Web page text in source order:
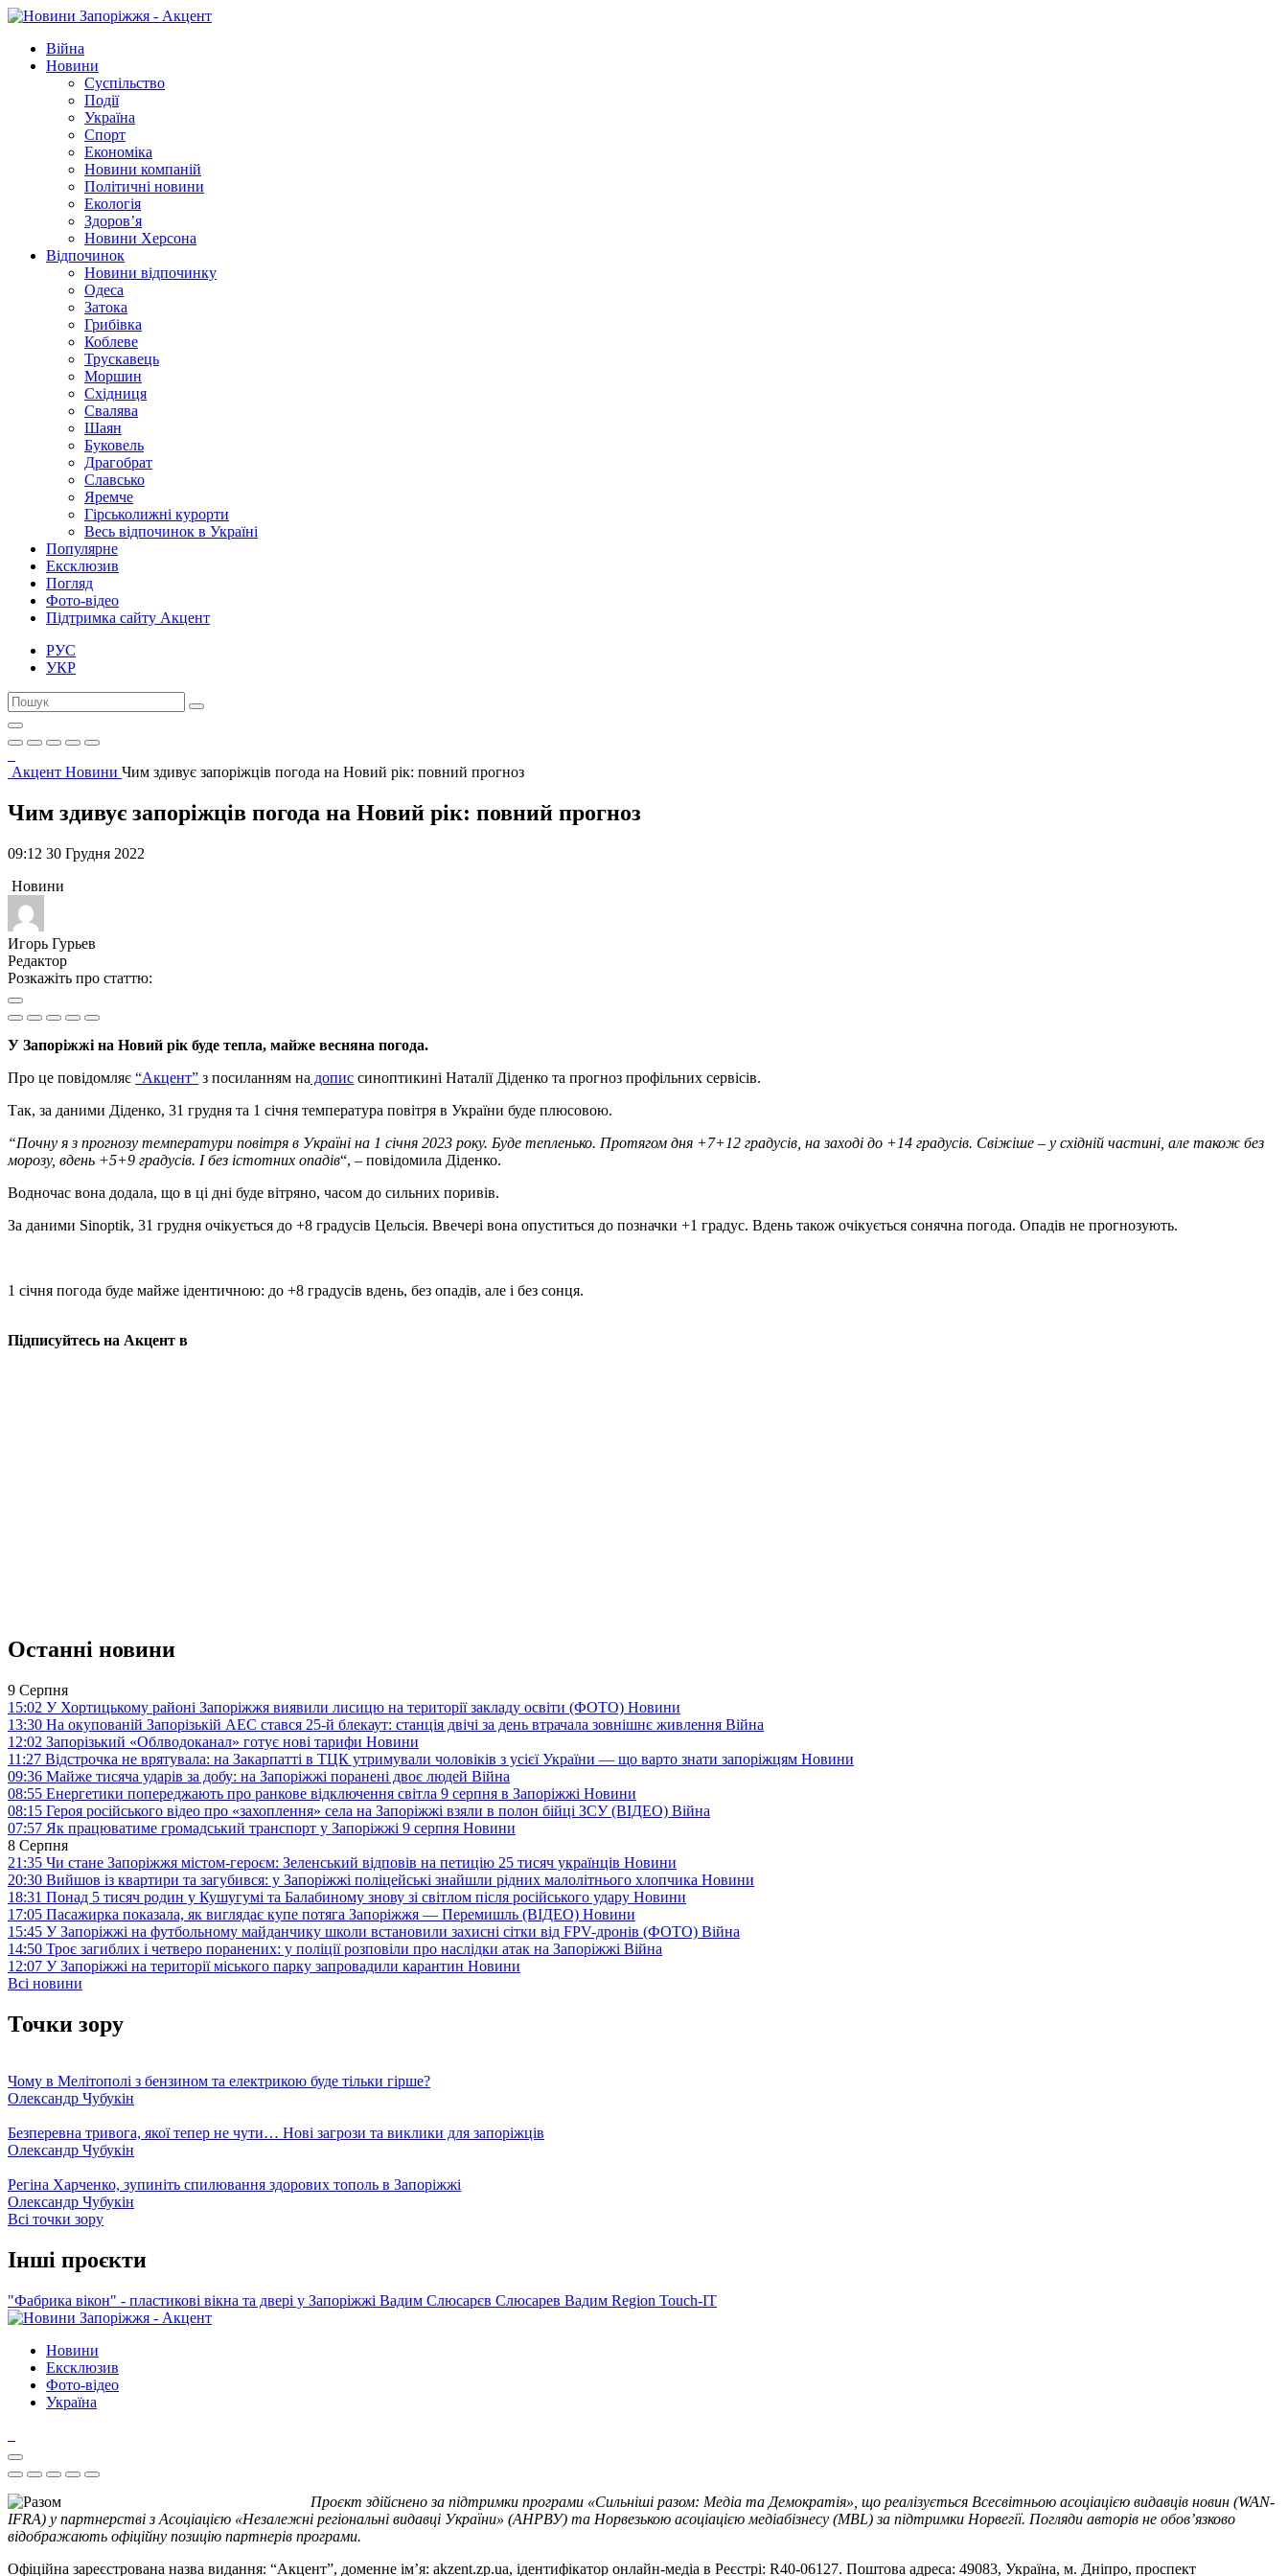
Війна
Новини
Суспільство
Події
Україна
Спорт
Економіка
Новини компаній
Політичні новини
Екологія
Здоров’я
Новини Херсона
Відпочинок
Новини відпочинку
Одеса
Затока
Грибівка
Коблеве
Трускавець
Моршин
Східниця
Свалява
Шаян
Буковель
Драгобрат
Славсько
Яремче
Гірськолижні курорти
Весь відпочинок в Україні
Популярне
Ексклюзив
Погляд
Фото-відео
Підтримка сайту Акцент
РУС
УКР
Акцент Новини Чим здивує запоріжців погода на Новий рік: повний прогноз
Чим здивує запоріжців погода на Новий рік: повний прогноз
09:12 30 Грудня 2022
Новини
Игорь Гурьев
Редактор
Розкажіть про статтю:
У Запоріжжі на Новий рік буде тепла, майже весняна погода.
Про це повідомляє “Акцент” з посиланням на допис синоптикині Наталії Діденко та прогноз профільних сервісів.
Так, за даними Діденко, 31 грудня та 1 січня температура повітря в України буде плюсовою.
“Почну я з прогнозу температури повітря в Україні на 1 січня 2023 року. Буде тепленько. Протягом дня +7+12 градусів, на заході до +14 градусів. Свіжіше – у східній частині, але також без
морозу, вдень +5+9 градусів. І без істотних опадів“, – повідомила Діденко.
Водночас вона додала, що в ці дні буде вітряно, часом до сильних поривів.
За даними Sinoptik, 31 грудня очікується до +8 градусів Цельсія. Ввечері вона опуститься до позначки +1 градус. Вдень також очікується сонячна погода. Опадів не прогнозують.
1 січня погода буде майже ідентичною: до +8 градусів вдень, без опадів, але і без сонця.
Підписуйтесь на Акцент в
Останні новини
9 Серпня
15:02 У Хортицькому районі Запоріжжя виявили лисицю на території закладу освіти (ФОТО) Новини
13:30 На окупованій Запорізькій АЕС стався 25-й блекаут: станція двічі за день втрачала зовнішнє живлення Війна
12:02 Запорізький «Облводоканал» готує нові тарифи Новини
11:27 Відстрочка не врятувала: на Закарпатті в ТЦК утримували чоловіків з усієї України — що варто знати запоріжцям Новини
09:36 Майже тисяча ударів за добу: на Запоріжжі поранені двоє людей Війна
08:55 Енергетики попереджають про ранкове відключення світла 9 серпня в Запоріжжі Новини
08:15 Героя російського відео про «захоплення» села на Запоріжжі взяли в полон бійці ЗСУ (ВІДЕО) Війна
07:57 Як працюватиме громадський транспорт у Запоріжжі 9 серпня Новини
8 Серпня
21:35 Чи стане Запоріжжя містом-героєм: Зеленський відповів на петицію 25 тисяч українців Новини
20:30 Вийшов із квартири та загубився: у Запоріжжі поліцейські знайшли рідних малолітнього хлопчика Новини
18:31 Понад 5 тисяч родин у Кушугумі та Балабиному знову зі світлом після російського удару Новини
17:05 Пасажирка показала, як виглядає купе потяга Запоріжжя — Перемишль (ВІДЕО) Новини
15:45 У Запоріжжі на футбольному майданчику школи встановили захисні сітки від FPV-дронів (ФОТО) Війна
14:50 Троє загиблих і четверо поранених: у поліції розповіли про наслідки атак на Запоріжжі Війна
12:07 У Запоріжжі на території міського парку запровадили карантин Новини
Всі новини
Точки зору
Чому в Мелітополі з бензином та електрикою буде тільки гірше?
Олександр Чубукін
Безперевна тривога, якої тепер не чути… Нові загрози та виклики для запоріжців
Олександр Чубукін
Регіна Харченко, зупиніть спилювання здорових тополь в Запоріжжі
Олександр Чубукін
Всі точки зору
Інші проєкти
"Фабрика вікон" - пластикові вікна та двері у Запоріжжі Вадим Слюсарєв Слюсарев Вадим Region Touch-IT
Новини
Ексклюзив
Фото-відео
Україна
Проєкт здійснено за підтримки програми «Сильніші разом: Медіа та Демократія», що реалізується Всесвітньою асоціацією видавців новин (WAN-
IFRA) у партнерстві з Асоціацією «Незалежні регіональні видавці України» (АНРВУ) та Норвезькою асоціацією медіабізнесу (MBL) за підтримки Норвегії. Погляди авторів не обов’язково
відображають офіційну позицію партнерів програми.
Офіційна зареєстрована назва видання: “Акцент”, доменне ім’я: akzent.zp.ua, ідентифікатор онлайн-медіа в Реєстрі: R40-06127. Поштова адреса: 49083, Україна, м. Дніпро, проспект